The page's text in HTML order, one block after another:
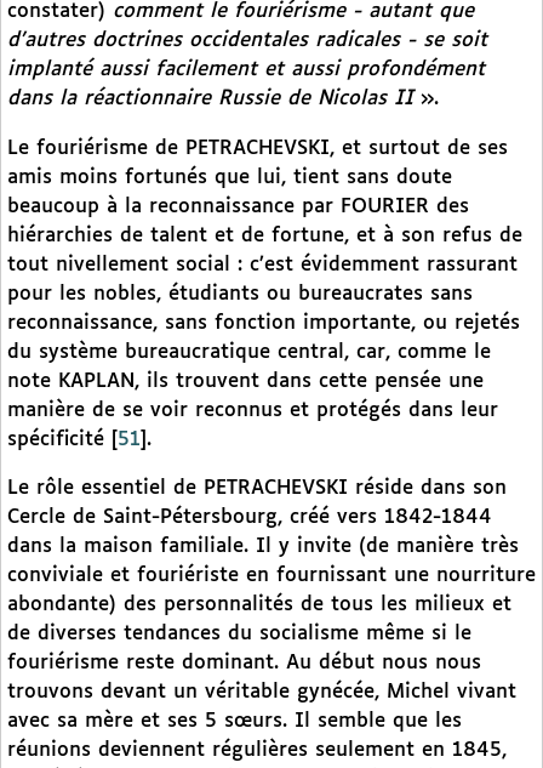
constater) comment le fouriérisme - autant que
d’autres doctrines occidentales radicales - se soit
implanté aussi facilement et aussi profondément
dans la réactionnaire Russie de Nicolas II».
Le fouriérisme de PETRACHEVSKI, et surtout de ses
amis moins fortunés que lui, tient sans doute
beaucoup à la reconnaissance par FOURIER des
hiérarchies de talent et de fortune, et à son refus de
tout nivellement social : c’est évidemment rassurant
pour les nobles, étudiants ou bureaucrates sans
reconnaissance, sans fonction importante, ou rejetés
du système bureaucratique central, car, comme le
note KAPLAN, ils trouvent dans cette pensée une
manière de se voir reconnus et protégés dans leur
spécificité
51 .
Le rôle essentiel de PETRACHEVSKI réside dans son
Cercle de Saint-Pétersbourg, créé vers 1842-1844
dans la maison familiale. Il y invite (de manière très
conviviale et fouriériste en fournissant une nourriture
abondante) des personnalités de tous les milieux et
de diverses tendances du socialisme même si le
fouriérisme reste dominant. Au début nous nous
trouvons devant un véritable gynécée, Michel vivant
avec sa mère et ses 5 sœurs. Il semble que les
réunions deviennent régulières seulement en 1845,